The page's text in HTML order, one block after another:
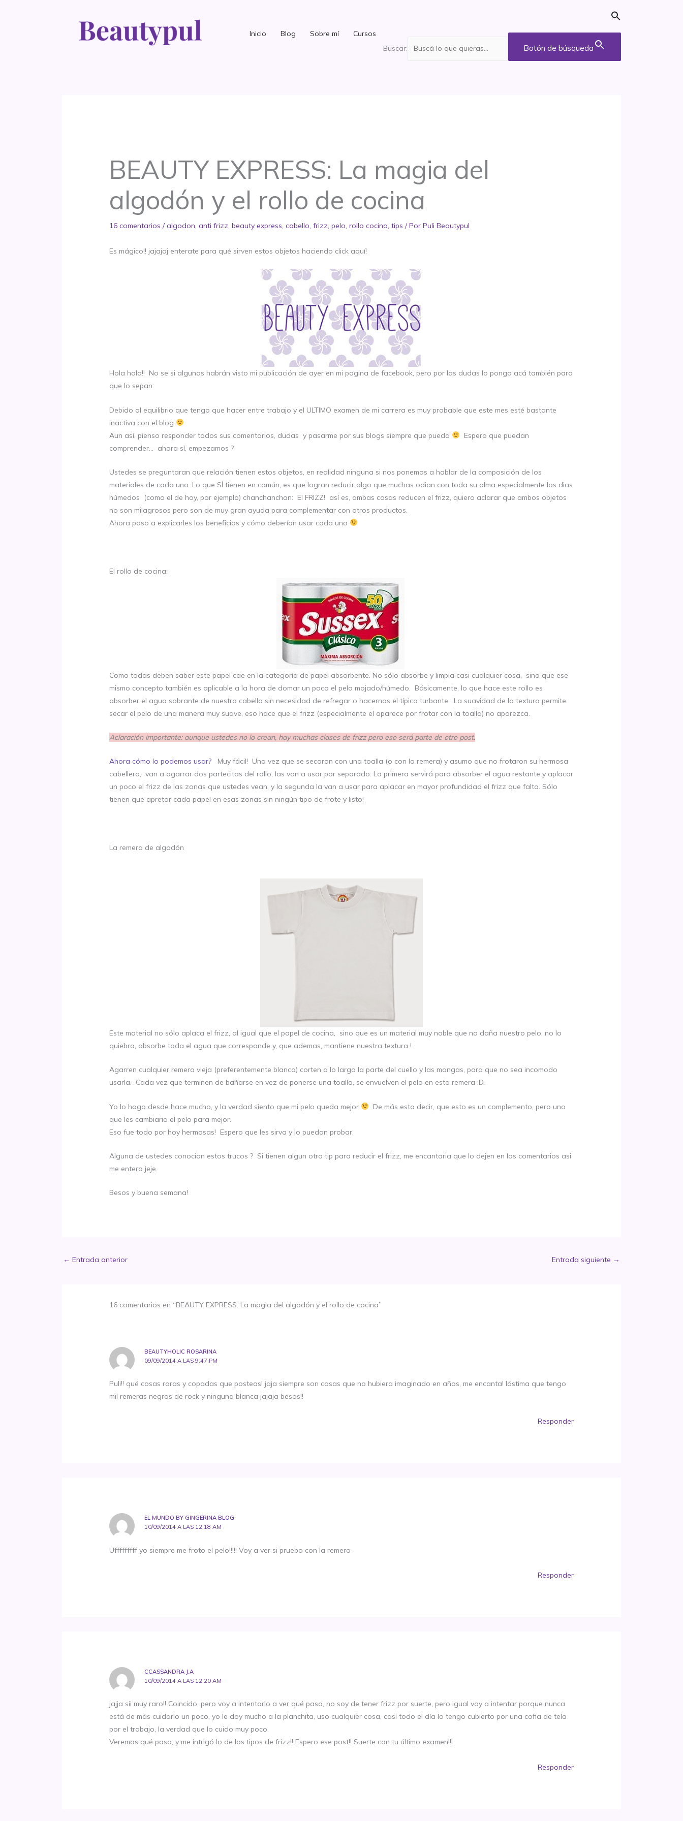
Inicio Blog Sobre mí
Cursos
Buscar:
Botón de búsqueda
BEAUTY EXPRESS: La magia del
algodón y el rollo de cocina
16 comentarios /algodon,anti frizz,beauty express,cabello,frizz,pelo,rollo cocina,tips / PorPuli Beautypul
Es mágico!! jajajaj enterate para qué sirven estos objetos haciendo click aquí!
Hola hola!! No se si algunas habrán visto mi publicación de ayer en mi pagina de facebook, pero por las dudas lo pongo acá también para
que lo sepan:
Debido al equilibrio que tengo que hacer entre trabajo y el ULTIMO examen de mi carrera es muy probable que este mes esté bastante
inactiva con el blog
Aun así, pienso responder todos sus comentarios, dudas y pasarme por sus blogs siempre que pueda
Espero que puedan
comprender… ahora sí, empezamos ?
Ustedes se preguntaran que relación tienen estos objetos, en realidad ninguna si nos ponemos a hablar de la composición de los
materiales de cada uno. Lo que SÍ tienen en común, es que logran reducir algo que muchas odian con toda su alma especialmente los dias
húmedos (como el de hoy, por ejemplo) chanchanchan: El FRIZZ! así es, ambas cosas reducen el frizz, quiero aclarar que ambos objetos
no son milagrosos pero son de muy gran ayuda para complementar con otros productos.
Ahora paso a explicarles los beneficios y cómo deberían usar cada uno
El rollo de cocina:
Como todas deben saber este papel cae en la categoría de papel absorbente. No sólo absorbe y limpia casi cualquier cosa, sino que ese
mismo concepto también es aplicable a la hora de domar un poco el pelo mojado/húmedo. Básicamente, lo que hace este rollo es
absorber el agua sobrante de nuestro cabello sin necesidad de refregar o hacernos el típico turbante. La suavidad de la textura permite
secar el pelo de una manera muy suave, eso hace que el frizz (especialmente el aparece por frotar con la toalla) no aparezca.
Aclaración importante: aunque ustedes no lo crean, hay muchas clases de frizz pero eso será parte de otro post.
Ahora cómo lo podemos usar?
Muy fácil! Una vez que se secaron con una toalla (o con la remera) y asumo que no frotaron su hermosa
cabellera, van a agarrar dos partecitas del rollo, las van a usar por separado. La primera servirá para absorber el agua restante y aplacar
un poco el frizz de las zonas que ustedes vean, y la segunda la van a usar para aplacar en mayor profundidad el frizz que falta. Sólo
tienen que apretar cada papel en esas zonas sin ningún tipo de frote y listo!
La remera de algodón
Este material no sólo aplaca el frizz, al igual que el papel de cocina, sino que es un material muy noble que no daña nuestro pelo, no lo
quiebra, absorbe toda el agua que corresponde y, que ademas, mantiene nuestra textura !
Agarren cualquier remera vieja (preferentemente blanca) corten a lo largo la parte del cuello y las mangas, para que no sea incomodo
usarla. Cada vez que terminen de bañarse en vez de ponerse una toalla, se envuelven el pelo en esta remera :D.
Yo lo hago desde hace mucho, y la verdad siento que mi pelo queda mejor
De más esta decir, que esto es un complemento, pero uno
que les cambiaria el pelo para mejor.
Eso fue todo por hoy hermosas! Espero que les sirva y lo puedan probar.
Alguna de ustedes conocian estos trucos ? Si tienen algun otro tip para reducir el frizz, me encantaria que lo dejen en los comentarios asi
me entero jeje.
Besos y buena semana!
← Entrada anterior Entrada siguiente →
16 comentarios en “BEAUTY EXPRESS: La magia del algodón y el rollo de cocina”
BEAUTYHOLIC ROSARINA
09/09/2014 A LAS 9:47 PM
Puli!! qué cosas raras y copadas que posteas! jaja siempre son cosas que no hubiera imaginado en años, me encanta! lástima que tengo
mil remeras negras de rock y ninguna blanca jajaja besos!!
Responder
EL MUNDO BY GINGERINA BLOG
10/09/2014 A LAS 12:18 AM
Ufffffffff yo siempre me froto el pelo!!!!! Voy a ver si pruebo con la remera
Responder
CCASSANDRA J.A
10/09/2014 A LAS 12:20 AM
jajja sii muy raro!! Coincido, pero voy a intentarlo a ver qué pasa, no soy de tener frizz por suerte, pero igual voy a intentar porque nunca
está de más cuidarlo un poco, yo le doy mucho a la planchita, uso cualquier cosa, casi todo el día lo tengo cubierto por una cofia de tela
por el trabajo, la verdad que lo cuido muy poco.
Veremos qué pasa, y me intrigó lo de los tipos de frizz!! Espero ese post!! Suerte con tu último examen!!!
Responder